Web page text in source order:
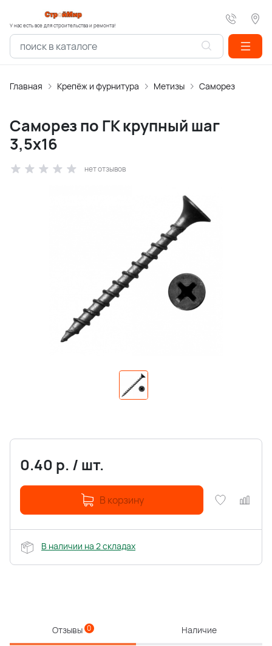
У нас есть все для строительства и ремонта!
Главная Крепёж и фурнитура Метизы Саморез
Саморез по ГК крупный шаг
3,5х16
нет отзывов
0.40 р. / шт.
В корзину
В наличии на 2 складах
Отзывы 0 Наличие